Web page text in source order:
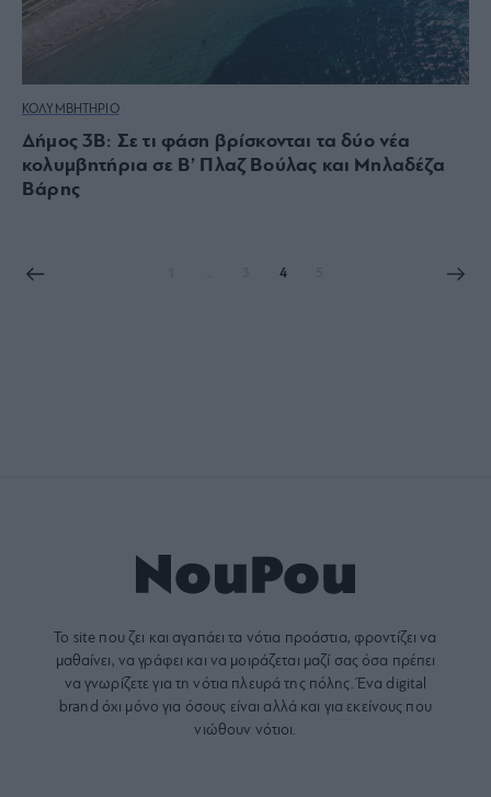
ΚΟΛΥΜΒΗΤΗΡΙΟ
Δήμος 3Β: Σε τι φάση βρίσκονται τα δύο νέα
κολυμβητήρια σε Β’ Πλαζ Βούλας και Μηλαδέζα
Βάρης
4
Το site που ζει και αγαπάει τα νότια προάστια, φροντίζει να
μαθαίνει, να γράφει και να μοιράζεται μαζί σας όσα πρέπει
να γνωρίζετε για τη νότια πλευρά της πόλης. Ένα digital
brand όχι μόνο για όσους είναι αλλά και για εκείνους που
νιώθουν νότιοι.